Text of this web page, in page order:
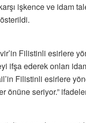
işkence ve idam
Filistinli esirlere
ifşa ederek onları
Filistinli esirlere
önüne seriyor.”